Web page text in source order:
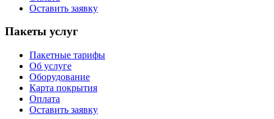
Оставить заявку
Пакеты услуг
Пакетные тарифы
Об услуге
Оборудование
Карта покрытия
Оплата
Оставить заявку